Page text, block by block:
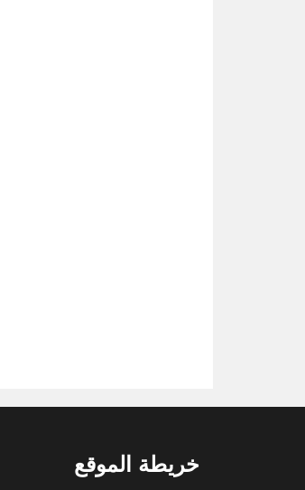
خريطة الموقع